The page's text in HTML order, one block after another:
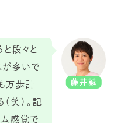
段々と
が多いで
万歩計
笑）。記
ム感覚で
藤井誠